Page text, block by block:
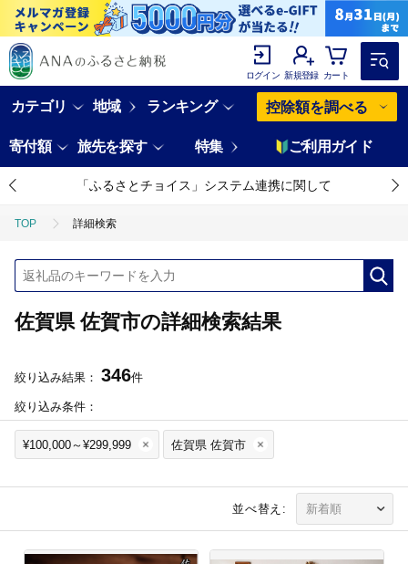
ログイン 新規登録 カート
カテゴリ 地域 ランキング 控除額を調べる
寄付額 旅先を探す 特集 ご利用ガイド
「ふるさとチョイス」システム連携に関して
TOP 詳細検索
佐賀県 佐賀市の詳細検索結果
絞り込み結果： 346件
絞り込み条件：
¥100,000～¥299,999 佐賀県 佐賀市
並べ替え: